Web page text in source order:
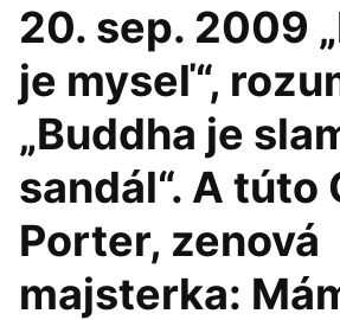
20. sep. 2009
je myseľ“,
„Buddha je
sandál“. A túto
Porter, zenová
majsterka: